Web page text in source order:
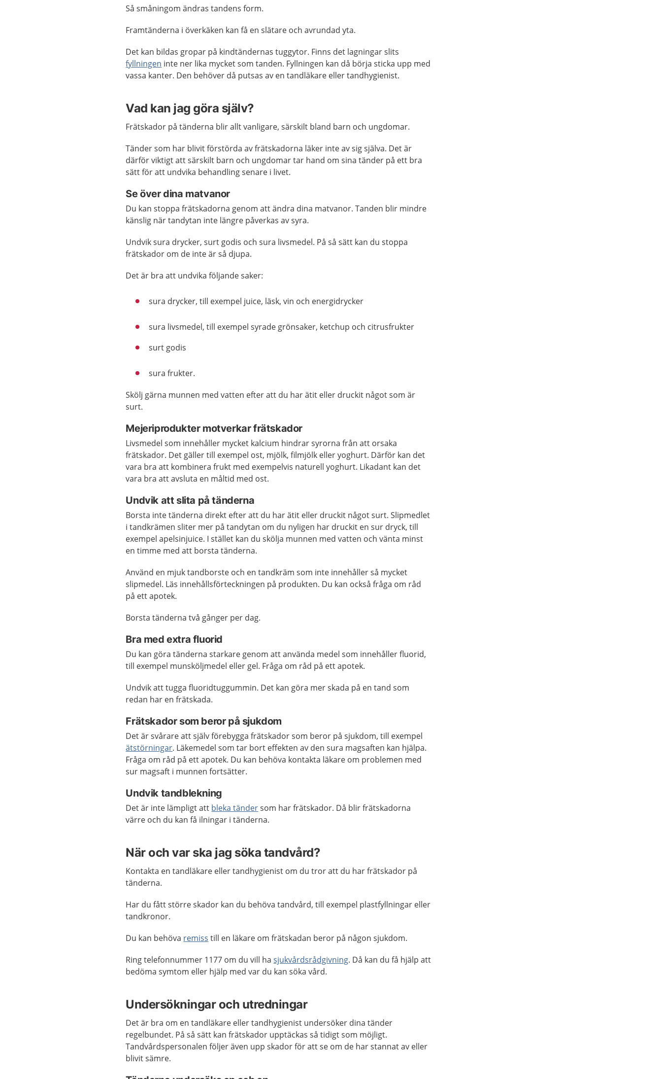
Så småningom ändras tandens form.
Framtänderna i överkäken kan få en slätare och avrundad yta.
Det kan bildas gropar på kindtändernas tuggytor. Finns det lagningar slits
fyllningen inte ner lika mycket som tanden. Fyllningen kan då börja sticka upp med
vassa kanter. Den behöver då putsas av en tandläkare eller tandhygienist.
Vad kan jag göra själv?
Frätskador på tänderna blir allt vanligare, särskilt bland barn och ungdomar.
Tänder som har blivit förstörda av frätskadorna läker inte av sig själva. Det är
därför viktigt att särskilt barn och ungdomar tar hand om sina tänder på ett bra
sätt för att undvika behandling senare i livet.
Se över dina matvanor
Du kan stoppa frätskadorna genom att ändra dina matvanor. Tanden blir mindre
känslig när tandytan inte längre påverkas av syra.
Undvik sura drycker, surt godis och sura livsmedel. På så sätt kan du stoppa
frätskador om de inte är så djupa.
Det är bra att undvika följande saker:
sura drycker, till exempel juice, läsk, vin och energidrycker
sura livsmedel, till exempel syrade grönsaker, ketchup och citrusfrukter
surt godis
sura frukter.
Skölj gärna munnen med vatten efter att du har ätit eller druckit något som är
surt.
Mejeriprodukter motverkar frätskador
Livsmedel som innehåller mycket kalcium hindrar syrorna från att orsaka
frätskador. Det gäller till exempel ost, mjölk, filmjölk eller yoghurt. Därför kan det
vara bra att kombinera frukt med exempelvis naturell yoghurt. Likadant kan det
vara bra att avsluta en måltid med ost.
Undvik att slita på tänderna
Borsta inte tänderna direkt efter att du har ätit eller druckit något surt. Slipmedlet
i tandkrämen sliter mer på tandytan om du nyligen har druckit en sur dryck, till
exempel apelsinjuice. I stället kan du skölja munnen med vatten och vänta minst
en timme med att borsta tänderna.
Använd en mjuk tandborste och en tandkräm som inte innehåller så mycket
slipmedel. Läs innehållsförteckningen på produkten. Du kan också fråga om råd
på ett apotek.
Borsta tänderna två gånger per dag.
Bra med extra fluorid
Du kan göra tänderna starkare genom att använda medel som innehåller fluorid,
till exempel munsköljmedel eller gel. Fråga om råd på ett apotek.
Undvik att tugga fluoridtuggummin. Det kan göra mer skada på en tand som
redan har en frätskada.
Frätskador som beror på sjukdom
Det är svårare att själv förebygga frätskador som beror på sjukdom, till exempel
ätstörningar. Läkemedel som tar bort effekten av den sura magsaften kan hjälpa.
Fråga om råd på ett apotek. Du kan behöva kontakta läkare om problemen med
sur magsaft i munnen fortsätter.
Undvik tandblekning
Det är inte lämpligt att bleka tändersom har frätskador. Då blir frätskadorna
värre och du kan få ilningar i tänderna.
När och var ska jag söka tandvård?
Kontakta en tandläkare eller tandhygienist om du tror att du har frätskador på
tänderna.
Har du fått större skador kan du behöva tandvård, till exempel plastfyllningar eller
tandkronor.
Du kan behöva remiss till en läkare om frätskadan beror på någon sjukdom.
Ring telefonnummer 1177 om du vill hasjukvårdsrådgivning. Då kan du få hjälp att
bedöma symtom eller hjälp med var du kan söka vård.
Undersökningar och utredningar
Det är bra om en tandläkare eller tandhygienist undersöker dina tänder
regelbundet. På så sätt kan frätskador upptäckas så tidigt som möjligt.
Tandvårdspersonalen följer även upp skador för att se om de har stannat av eller
blivit sämre.